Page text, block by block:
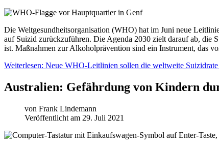
Die Weltgesundheitsorganisation (WHO) hat im Juni neue
auf Suizid zurückzuführen. Die Agenda 2030 zielt darauf ab, die
ist. Maßnahmen zur Alkoholprävention sind ein Instrument, das
Weiterlesen: Neue WHO-Leitlinien sollen die weltweite
Australien: Gefährdung von Kindern
von Frank Lindemann
Veröffentlicht am 29. Juli 2021